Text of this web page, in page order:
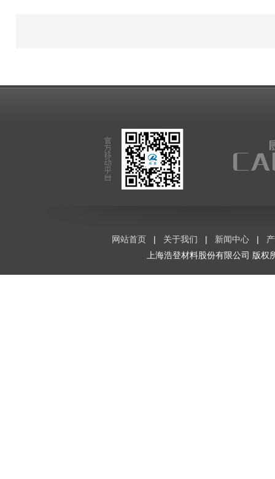
网站首页 | 关于我们 | 新闻中心 |
上海浩登材料股份有限公司 版权